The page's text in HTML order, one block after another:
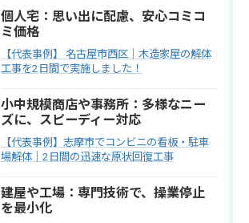
個人宅：思い出に配慮、安心コミコ
ミ価格
【代表事例】 名古屋市西区｜木造家屋の解体
工事を2日間で実施しました！
小中規模商店や事務所：多様なニー
ズに、スピーディー対応
【代表事例】志摩市でコンビニの看板・駐車
場解体｜2日間の迅速な原状回復工事
建屋や工場：専門技術で、操業停止
を最小化